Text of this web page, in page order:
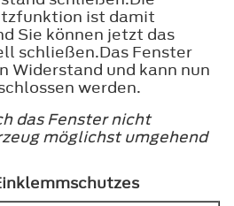
ist damit
Sie können jetzt das
schließen.Das Fenster
Widerstand und kann nun
werden.
das Fenster nicht
möglichst umgehend